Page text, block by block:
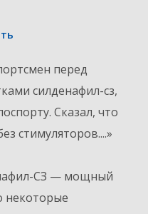
перед
силденафил-сз,
Сказал, что
стимуляторов....»
СЗ — мощный
некоторые